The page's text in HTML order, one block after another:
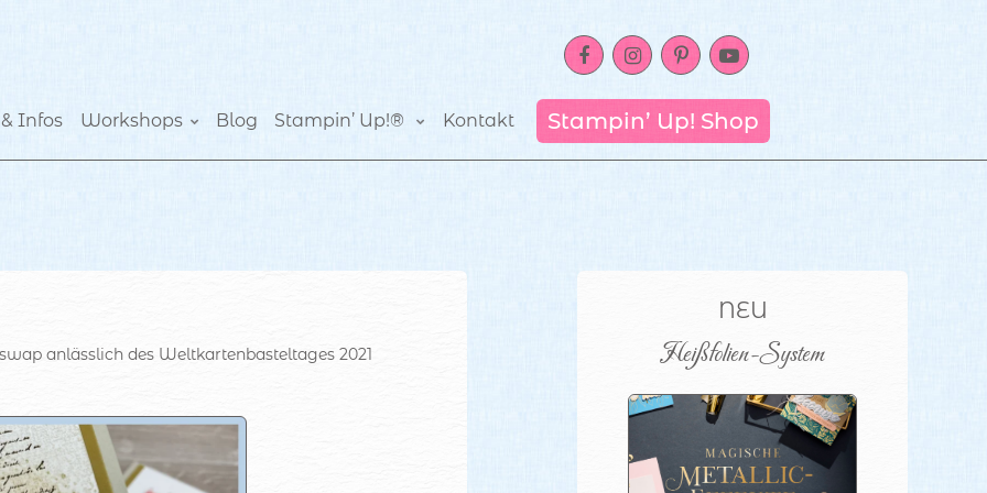
Infos Workshops Blog Stampin’ Up!® Kontakt Stampin’ Up! Shop
anlässlich des Weltkartenbasteltages 2021
NEU
Heißfolien-System